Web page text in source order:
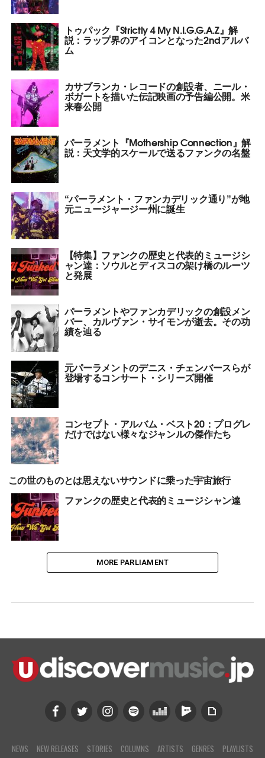
トゥパック『Strictly 4 My N.I.G.G.A.Z』解
説：ラップ界のアイコンとなった2ndアルバ
ム
カサブランカ・レコードの創設者、ニール・
ボガートを描いた伝記映画の予告編公開。米
来春公開
パーラメント『Mothership Connection』解
説：天文学的スケールで送るファンクの名盤
“パーラメント・ファンカデリック通り”が地
元ニュージャージー州に誕生
【特集】ファンクの歴史と代表的ミュージシ
ャン達：ソウルとディスコの架け橋のルーツ
と発展
パーラメントやファンカデリックの創設メン
バー、カルヴァン・サイモンが逝去。その功
績を辿る
元パーラメントのデニス・チェンバースらが
登場するコンサート・シリーズ開催
コンセプト・アルバム・ベスト20：プログレ
だけではない様々なジャンルの傑作たち
この世のものとは思えないサウンドに乗った宇宙旅行
ファンクの歴史と代表的ミュージシャン達
MORE PARLIAMENT
NEWS NEW RELEASES STORIES COLUMNS ARTISTS GENRES PLAYLISTS